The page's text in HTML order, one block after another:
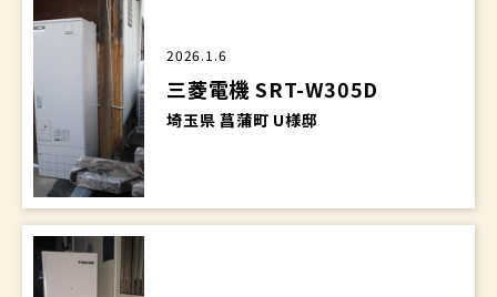
2026.1.6
三菱電機 SRT-W305D
埼玉県 菖蒲町 U様邸